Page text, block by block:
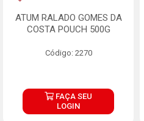
ATUM RALADO GOMES DA
COSTA POUCH 500G
Código: 2270
FAÇA SEU
LOGIN